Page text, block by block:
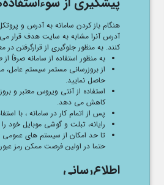
هنگام باز کردن سامانه به آدرس و
آدرس آنرا مشابه به سایت هدف قرار می
کنند. به منظور جلوگیری از قرارگرفتن
به منظور استفاده از سامانه صرفاً
از بروزرسانی مستمر سیستم عامل،
حاصل نمایید.
استفاده از آنتی ویروس معتبر و
کاهش می دهد.
پس از اتمام کار در سامانه ، با
رایانه، تبلت و گوشی موبایل خود
تا حد امکان از سیستم های
حتما در اولین فرصت ممکن رمز
اطلاع‌رسانی